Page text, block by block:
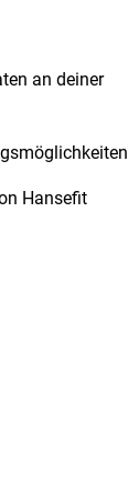
an deiner
Hansefit